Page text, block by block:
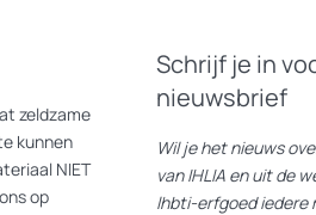
zeldzame
kunnen
NIET
op
Schrijf je in
nieuwsbrief
Wil je het nieuws
van IHLIA en uit de
lhbti-erfgoed iedere